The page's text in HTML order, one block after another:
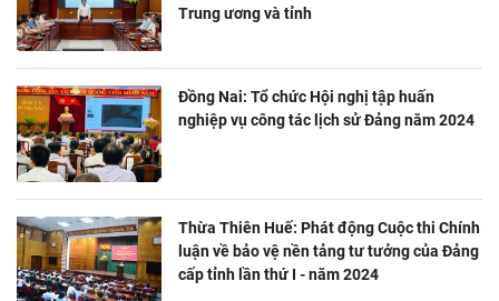
Trung ương và tỉnh
Đồng Nai: Tổ chức Hội nghị tập huấn
nghiệp vụ công tác lịch sử Đảng năm 2024
Thừa Thiên Huế: Phát động Cuộc thi Chính
luận về bảo vệ nền tảng tư tưởng của Đảng
cấp tỉnh lần thứ I - năm 2024